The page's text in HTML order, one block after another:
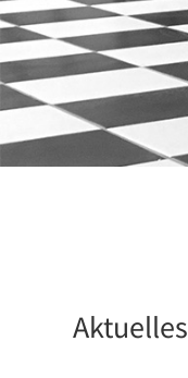
Aktuelles